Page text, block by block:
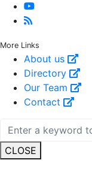
More Links
About us
Directory
Our Team
Contact
CLOSE